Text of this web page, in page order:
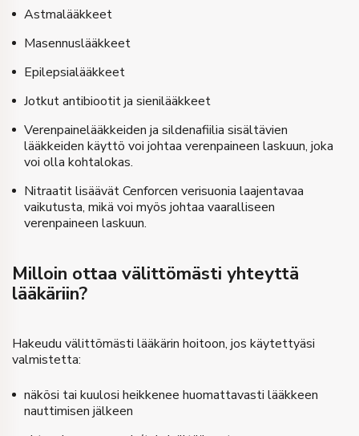
Astmalääkkeet
Masennuslääkkeet
Epilepsialääkkeet
Jotkut antibiootit ja sienilääkkeet
Verenpainelääkkeiden ja sildenafiilia sisältävien
lääkkeiden käyttö voi johtaa verenpaineen laskuun, joka
voi olla kohtalokas.
Nitraatit lisäävät Cenforcen verisuonia laajentavaa
vaikutusta, mikä voi myös johtaa vaaralliseen
verenpaineen laskuun.
Milloin ottaa välittömästi yhteyttä
lääkäriin?
Hakeudu välittömästi lääkärin hoitoon, jos käytettyäsi
valmistetta:
näkösi tai kuulosi heikkenee huomattavasti lääkkeen
nauttimisen jälkeen